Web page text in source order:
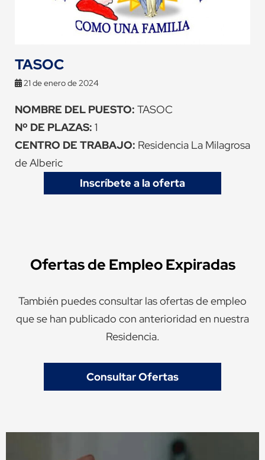
TASOC
21 de enero de 2024
NOMBRE DEL PUESTO: TASOC
Nº DE PLAZAS: 1
CENTRO DE TRABAJO: Residencia La Milagrosa
de Alberic
Inscríbete a la oferta
Ofertas de Empleo Expiradas
También puedes consultar las ofertas de empleo
que se han publicado con anterioridad en nuestra
Residencia.
Consultar Ofertas